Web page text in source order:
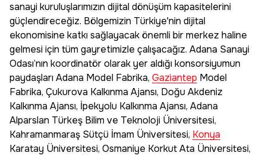
sanayi kuruluşlarımızın dijital dönüşüm kapasitelerini
güçlendireceğiz. Bölgemizin Türkiye'nin dijital
ekonomisine katkı sağlayacak önemli bir merkez haline
gelmesi için tüm gayretimizle çalışacağız. Adana Sanayi
Odası’nın koordinatör olarak yer aldığı konsorsiyumun
paydaşları Adana Model Fabrika, Gaziantep Model
Fabrika, Çukurova Kalkınma Ajansı, Doğu Akdeniz
Kalkınma Ajansı, İpekyolu Kalkınma Ajansı, Adana
Alparslan Türkeş Bilim ve Teknoloji Üniversitesi,
Kahramanmaraş Sütçü İmam Üniversitesi, Konya
Karatay Üniversitesi, Osmaniye Korkut Ata Üniversitesi,